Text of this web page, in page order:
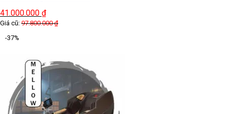
41.000.000 ₫
Giá cũ: 97.800.000₫
-37%